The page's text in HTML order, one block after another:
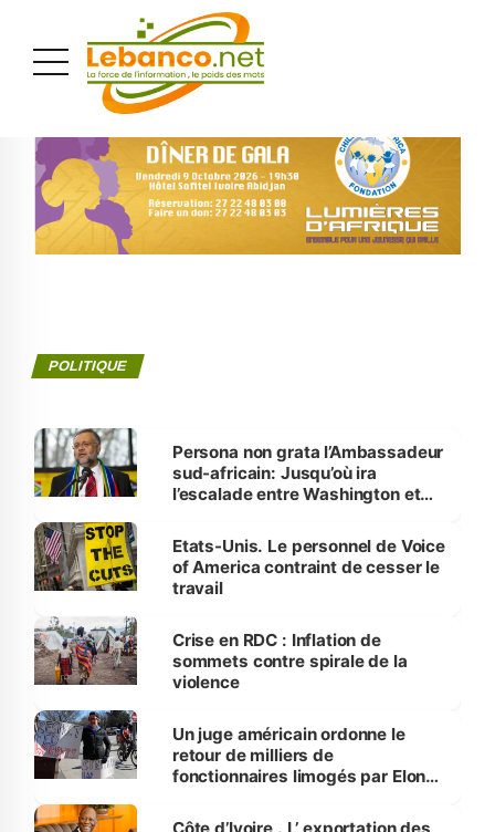
POLITIQUE
Persona non grata l’Ambassadeur
sud-africain: Jusqu’où ira
l’escalade entre Washington et
Etats-Unis. Le personnel de Voice
of America contraint de cesser le
travail
Crise en RDC : Inflation de
sommets contre spirale de la
violence
Un juge américain ordonne le
retour de milliers de
fonctionnaires limogés par Elon